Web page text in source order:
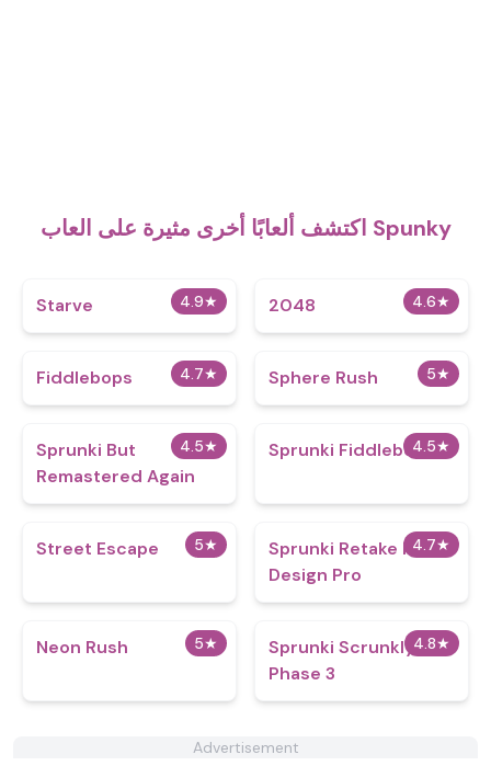
اكتشف ألعابًا أخرى مثيرة على العاب Spunky
4.9★
Starve 4.6★
2048
4.7★
Fiddlebops 5★
Sphere Rush
4.5★
Sprunki But
Remastered Again
4.5★
Sprunki Fiddlebops
5★
Street Escape 4.7★
Sprunki Retake Max
Design Pro
5★
Neon Rush 4.8★
Sprunki Scrunkly
Phase 3
Advertisement